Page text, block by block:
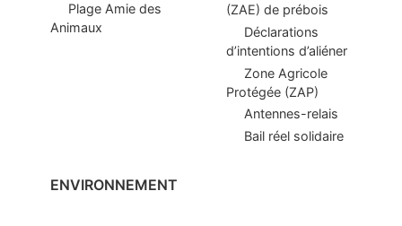
Plage Amie des
Animaux
(ZAE) de prébois
Déclarations
d’intentions d’aliéner
Zone Agricole
Protégée (ZAP)
Antennes-relais
Bail réel solidaire
ENVIRONNEMENT